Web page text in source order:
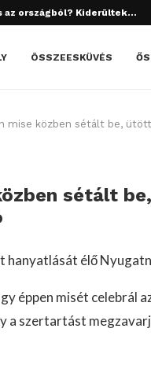
követett el? Döbbenetes
ÖSSZEESKÜVÉS
mise közben sétált be,
sétált
hanyatlását élő
éppen misét celebrál
a szertartást